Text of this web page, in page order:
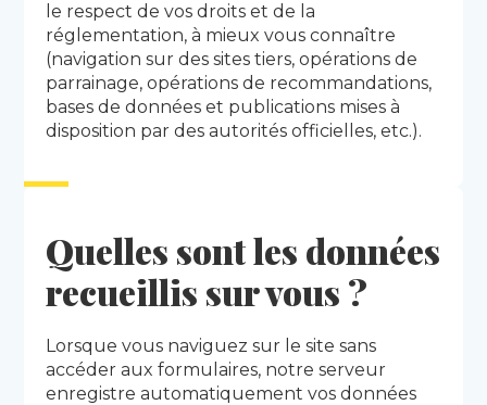
le respect de vos droits et de la
réglementation, à mieux vous connaître
(navigation sur des sites tiers, opérations de
parrainage, opérations de recommandations,
bases de données et publications mises à
disposition par des autorités officielles, etc.).
Quelles sont les données
recueillis sur vous ?
Lorsque vous naviguez sur le site sans
accéder aux formulaires, notre serveur
enregistre automatiquement vos données